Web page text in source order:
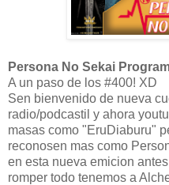
Persona No Sekai
A un paso de los #400! XD
Sen bienvenido de nueva
radio/podcastil y ahora
masas como "EruDiaburu"
reconosen mas como
en esta nueva emicion
romper todo tenemos a